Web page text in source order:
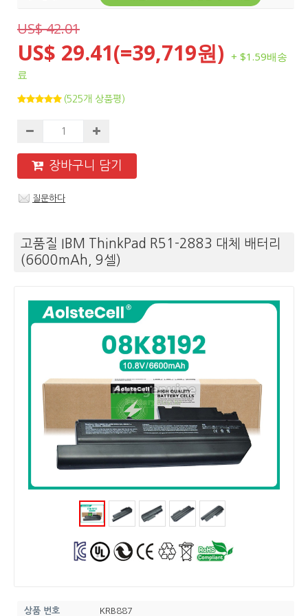
US$ 42.01
US$ 29.41(=39,719원) + $1.59배송
료
(525개 상품평)
장바구니 담기
질문하다
고품질 IBM ThinkPad R51-2883 대체 배터리
(6600mAh, 9셀)
상품 번호 KRB887